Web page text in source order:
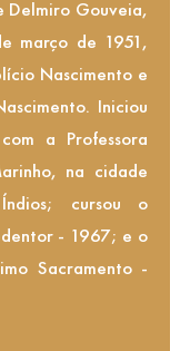
Delmiro Gouveia,
março de 1951,
Nascimento e
Iniciou
a Professora
na cidade
cursou o
- 1967; e o
Sacramento -